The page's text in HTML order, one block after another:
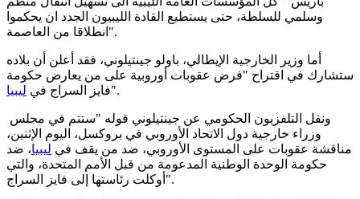
وسلمي للسلطة، حتى يستطيع القادة الليبيون الجدد ان يحكموا
انطلاقا من العاصمة".
أما وزير الخارجية الإيطالي، باولو جينتيلوني، فقد أعلن أن بلاده
ستشارك في اقتراح "فرض عقوبات أوروبية على من يعارض حكومة
فايز السراج في ليبيا ".
وزراء خارجية دول الاتحاد الأوروبي في بروكسل، اليوم الإثنين،
مناقشة عقوبات على المستوى الأوروبي، ضد من يقف في ليبيا، ضد
حكومة الوحدة الوطنية المدعومة من قبل الأمم المتحدة، والتي
أوكلت رئاستها إلى فايز السراج".